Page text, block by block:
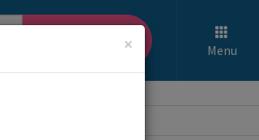
Menu
×